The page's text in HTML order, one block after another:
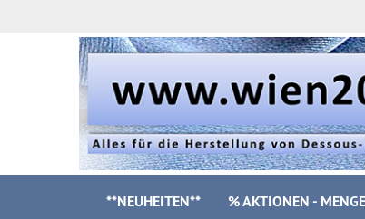
**NEUHEITEN** % AKTIONEN -